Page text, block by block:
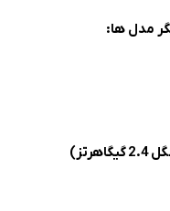
مدل ها:
گیگاهرتز )